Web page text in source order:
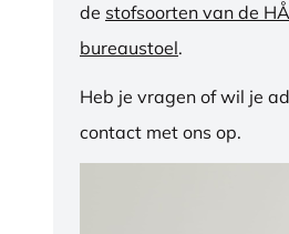
de stofsoorten van de
bureaustoel.
Heb je vragen of wil je
contact met ons op.